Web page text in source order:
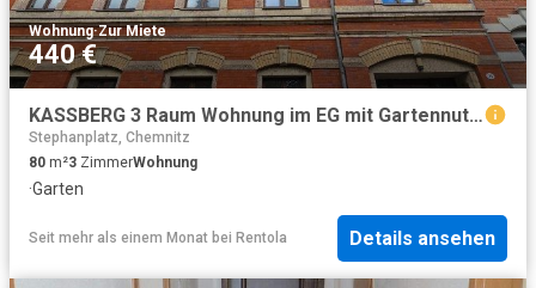
Wohnung·Zur Miete
440 €
KASSBERG 3 Raum Wohnung im EG mit Gartennutzung
Stephanplatz, Chemnitz
80 m²3 ZimmerWohnung
·Garten
Seit mehr als einem Monat bei Rentola Details ansehen